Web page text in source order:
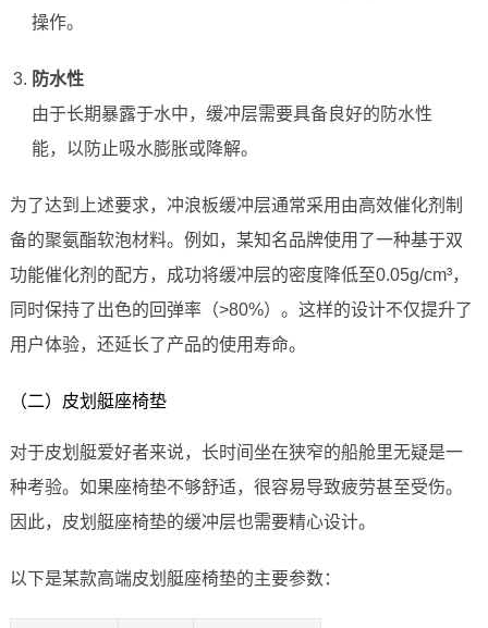
操作。
防水性
由于长期暴露于水中，缓冲层需要具备良好的防水性
能，以防止吸水膨胀或降解。
为了达到上述要求，冲浪板缓冲层通常采用由高效催化剂制
备的聚氨酯软泡材料。例如，某知名品牌使用了一种基于双
功能催化剂的配方，成功将缓冲层的密度降低至0.05g/cm³，
同时保持了出色的回弹率（>80%）。这样的设计不仅提升了
用户体验，还延长了产品的使用寿命。
（二）皮划艇座椅垫
对于皮划艇爱好者来说，长时间坐在狭窄的船舱里无疑是一
种考验。如果座椅垫不够舒适，很容易导致疲劳甚至受伤。
因此，皮划艇座椅垫的缓冲层也需要精心设计。
以下是某款高端皮划艇座椅垫的主要参数：